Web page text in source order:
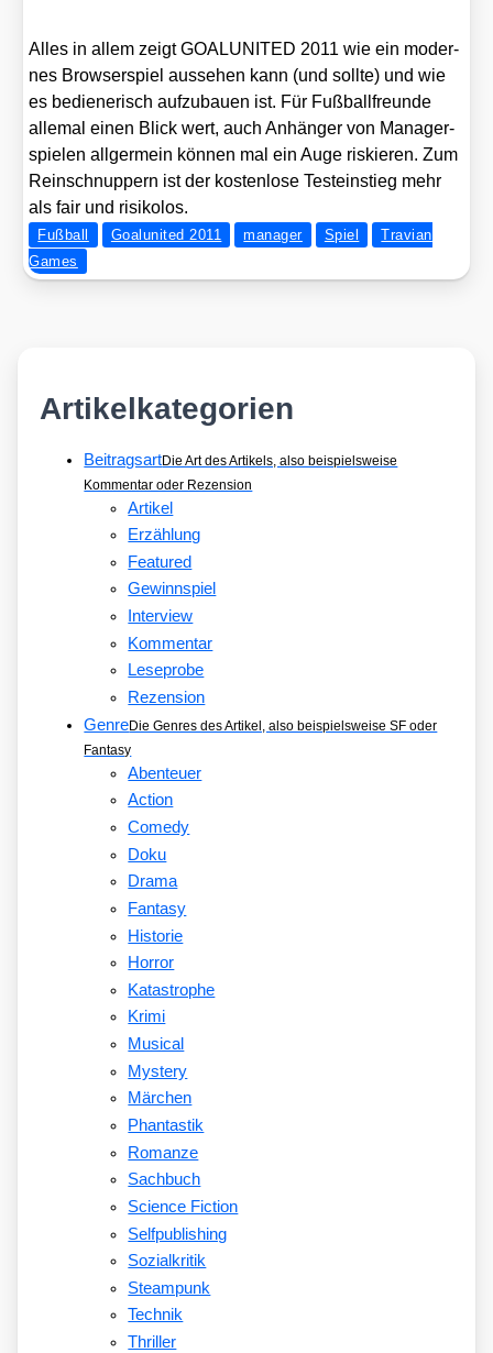
Alles in allem zeigt GOALUNITED 2011 wie ein moder­
nes Brow­ser­spiel aus­se­hen kann (und soll­te) und wie
es bedie­ne­risch auf­zu­bau­en ist. Für Fuß­ball­freun­de
alle­mal einen Blick wert, auch Anhän­ger von Mana­ger­
spie­len all­ger­mein kön­nen mal ein Auge ris­kie­ren. Zum
Rein­schnup­pern ist der kos­ten­lo­se Test­ein­stieg mehr
als fair und risi­ko­los.
Fußball Goalunited 2011 manager Spiel
Travian
Games
Artikelkategorien
BeitragsartDie Art des Artikels, also beispielsweise
Kommentar oder Rezension
Artikel
Erzählung
Featured
Gewinnspiel
Interview
Kommentar
Leseprobe
Rezension
GenreDie Genres des Artikel, also beispielsweise SF oder
Fantasy
Abenteuer
Action
Comedy
Doku
Drama
Fantasy
Historie
Horror
Katastrophe
Krimi
Musical
Mystery
Märchen
Phantastik
Romanze
Sachbuch
Science Fiction
Selfpublishing
Sozialkritik
Steampunk
Technik
Thriller